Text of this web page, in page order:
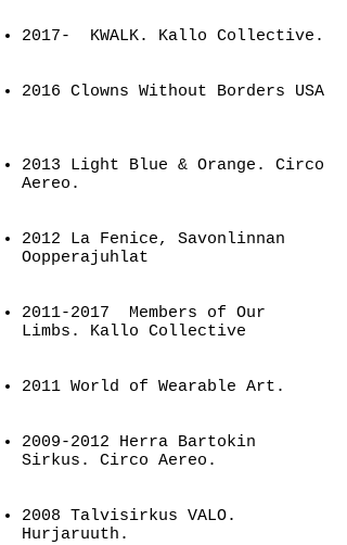
2017- KWALK. Kallo Collective.
2016 Clowns Without Borders USA
2013 Light Blue & Orange. Circo
Aereo.
2012 La Fenice, Savonlinnan
Oopperajuhlat
2011-2017 Members of Our
Limbs. Kallo Collective
2011 World of Wearable Art.
2009-2012 Herra Bartokin
Sirkus. Circo Aereo.
2008 Talvisirkus VALO.
Hurjaruuth.